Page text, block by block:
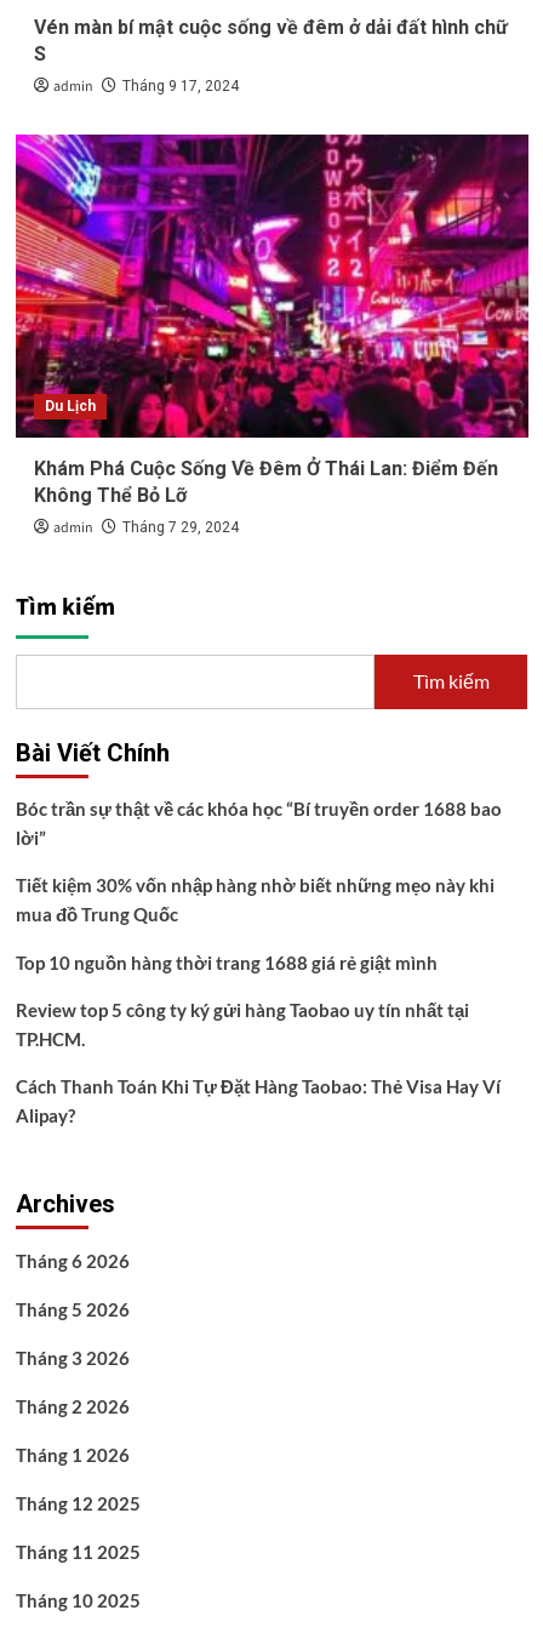
Vén màn bí mật cuộc sống về đêm ở dải đất hình chữ
S
admin Tháng 9 17, 2024
Du Lịch
Khám Phá Cuộc Sống Về Đêm Ở Thái Lan: Điểm Đến
Không Thể Bỏ Lỡ
admin Tháng 7 29, 2024
Tìm kiếm
Tìm kiếm
Bài Viết Chính
Bóc trần sự thật về các khóa học “Bí truyền order 1688 bao
lời”
Tiết kiệm 30% vốn nhập hàng nhờ biết những mẹo này khi
mua đồ Trung Quốc
Top 10 nguồn hàng thời trang 1688 giá rẻ giật mình
Review top 5 công ty ký gửi hàng Taobao uy tín nhất tại
TP.HCM.
Cách Thanh Toán Khi Tự Đặt Hàng Taobao: Thẻ Visa Hay Ví
Alipay?
Archives
Tháng 6 2026
Tháng 5 2026
Tháng 3 2026
Tháng 2 2026
Tháng 1 2026
Tháng 12 2025
Tháng 11 2025
Tháng 10 2025